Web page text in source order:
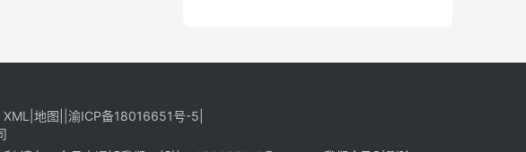
地图 渝ICP备18016651号-5